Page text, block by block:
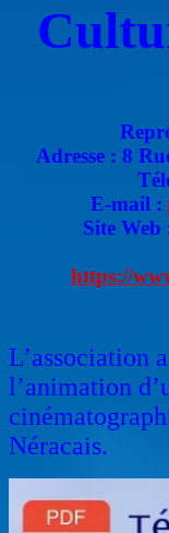
Adresse : 8
E-mail :
Site Web
https://
L’association
l’animation
Néracais.